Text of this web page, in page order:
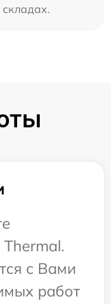
Thermal.
с Вами
работ